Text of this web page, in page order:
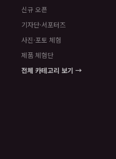
신규 오픈
기자단·서포터즈
사진·포토 체험
제품 체험단
전체 카테고리 보기 →